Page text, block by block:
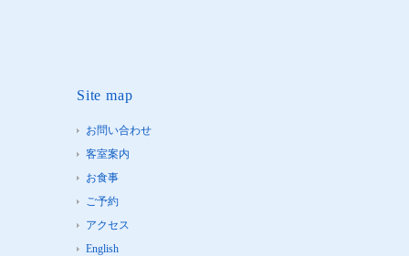
Site map
お問い合わせ
客室案内
お食事
ご予約
アクセス
English